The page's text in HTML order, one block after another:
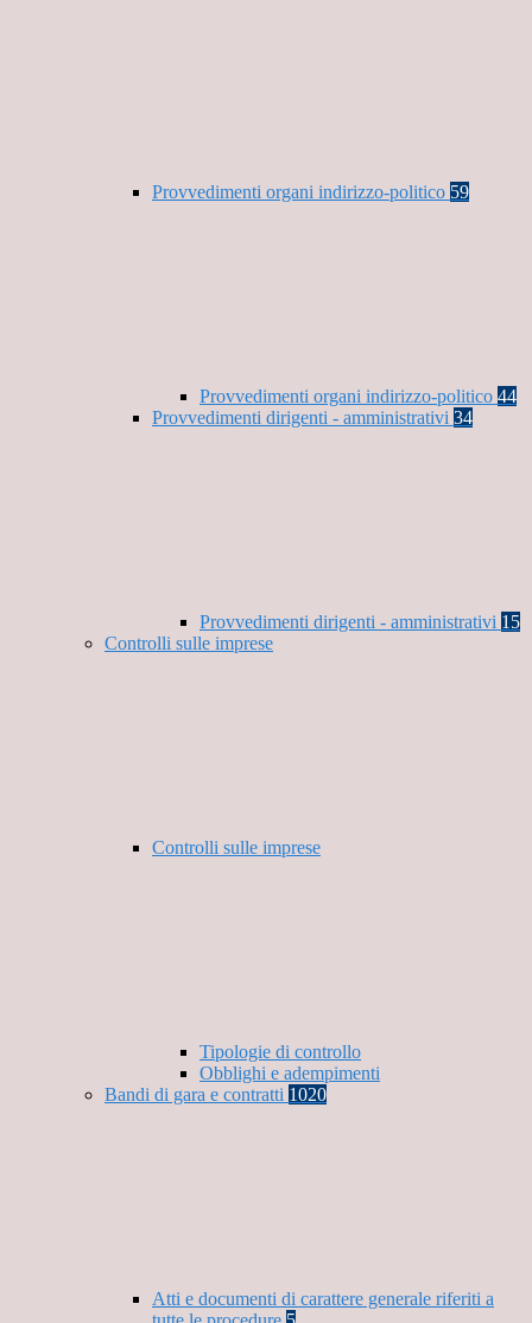
Provvedimenti organi indirizzo-politico 59
Provvedimenti organi indirizzo-politico 44
Provvedimenti dirigenti - amministrativi 34
Provvedimenti dirigenti - amministrativi 15
Controlli sulle imprese
Controlli sulle imprese
Tipologie di controllo
Obblighi e adempimenti
Bandi di gara e contratti 1020
Atti e documenti di carattere generale riferiti a